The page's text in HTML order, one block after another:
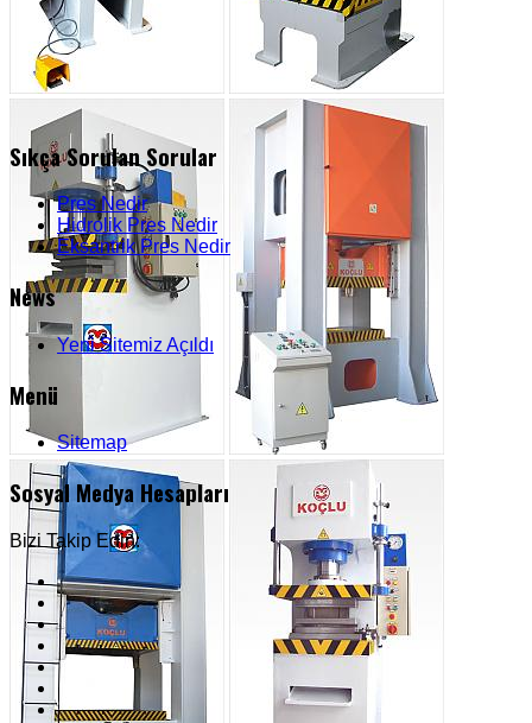
Sıkça Sorulan Sorular
Pres Nedir
Hidrolik Pres Nedir
Eksantrik Pres Nedir
News
Yeni Sitemiz Açıldı
Menü
Sitemap
Sosyal Medya Hesapları
Bizi Takip Edin: